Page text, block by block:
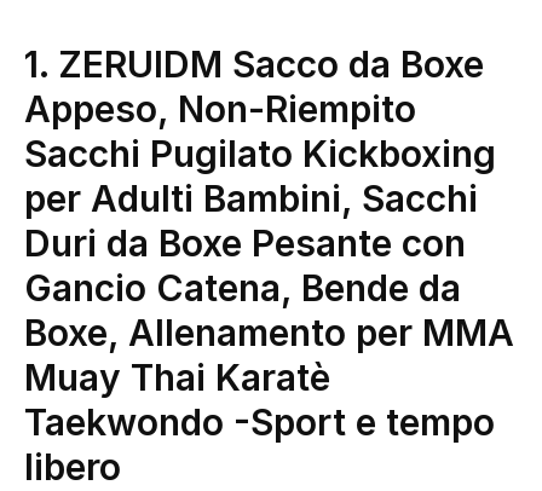
1. ZERUIDM Sacco da Boxe
Appeso, Non-Riempito
Sacchi Pugilato Kickboxing
per Adulti Bambini, Sacchi
Duri da Boxe Pesante con
Gancio Catena, Bende da
Boxe, Allenamento per MMA
Muay Thai Karatè
Taekwondo -Sport e tempo
libero